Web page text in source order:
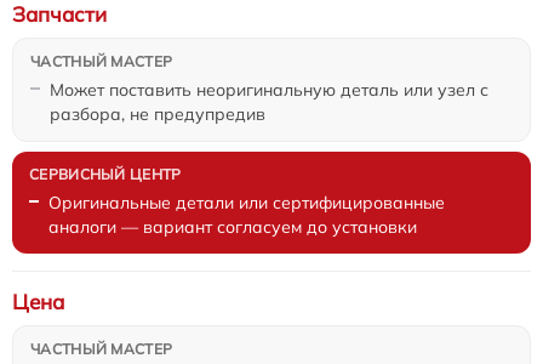
Может поставить неоригинальную деталь или узел с
разбора, не предупредив
Запчасти
Оригинальные детали или сертифицированные
аналоги — вариант согласуем до установки
Цена